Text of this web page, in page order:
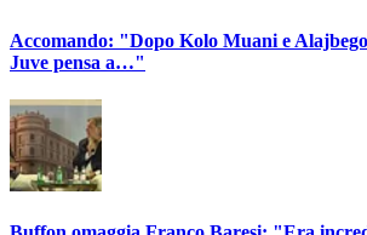
Accomando: "Dopo Kolo Muani e
Juve pensa a…"